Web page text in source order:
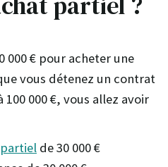
000 € pour acheter une
vous détenez un contrat
100 000 €, vous allez avoir
de 30 000 €